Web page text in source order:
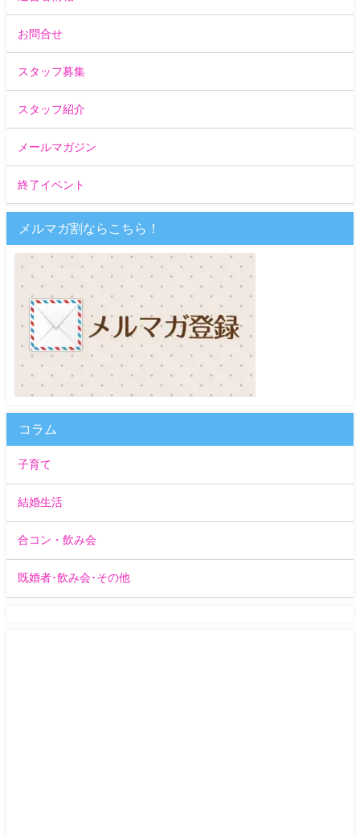
お問合せ
スタッフ募集
スタッフ紹介
メールマガジン
終了イベント
メルマガ割ならこちら！
コラム
子育て
結婚生活
合コン・飲み会
既婚者･飲み会･その他